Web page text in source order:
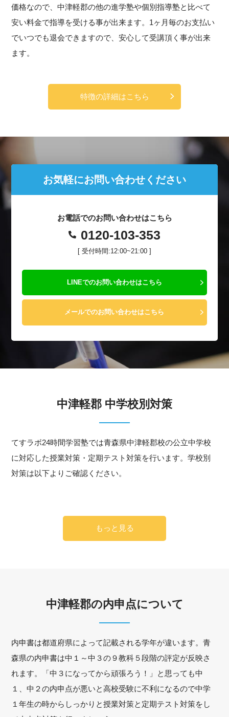
価格なので、中津軽郡の他の進学塾や個別指導塾と比べて
安い料金で指導を受ける事が出来ます。1ヶ月毎のお支払い
でいつでも退会できますので、安心して受講頂く事が出来
ます。
特徴の詳細はこちら
お気軽にお問い合わせください
お電話でのお問い合わせはこちら
0120-103-353
[ 受付時間:12:00~21:00 ]
LINEでのお問い合わせはこちら
メールでのお問い合わせはこちら
中津軽郡 中学校別対策
てすラボ24時間学習塾では青森県中津軽郡校の公立中学校
に対応した授業対策・定期テスト対策を行います。学校別
対策は以下よりご確認ください。
もっと見る
中津軽郡の内申点について
内申書は都道府県によって記載される学年が違います。青
森県の内申書は中１～中３の９教科５段階の評定が反映さ
れます。「中３になってから頑張ろう！」と思っても中
１、中２の内申点が悪いと高校受験に不利になるので中学
１年生の時からしっかりと授業対策と定期テスト対策をし